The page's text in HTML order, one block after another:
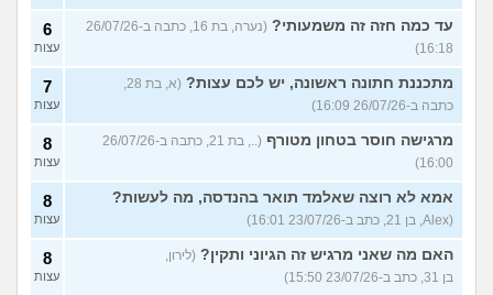
עד כמה חזה זה משמעותי?
(נערה, בת 16, כתבה ב-26/07/26
16:18)
6
עצות
מתכננת חתונה ראשונה, יש לכם עצות?
(א, בת 28,
כתבה ב-26/07/26 16:09)
7
עצות
מרגישה חוסר בטחון מטורף
(.., בת 21, כתבה ב-26/07/26
16:00)
8
עצות
אמא לא רוצה שאלמד תואר בהנדסה, מה לעשות?
(Alex, בן 21, כתב ב-23/07/26 16:01)
8
עצות
האם מה שאני מרגיש זה הגיוני ותקין? (לירון,
בן 31, כתב ב-23/07/26 15:50)
8
עצות